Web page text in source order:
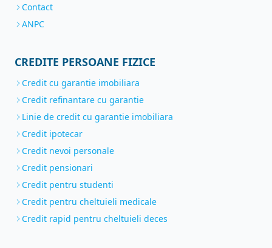
Contact
ANPC
CREDITE PERSOANE FIZICE
Credit cu garantie imobiliara
Credit refinantare cu garantie
Linie de credit cu garantie imobiliara
Credit ipotecar
Credit nevoi personale
Credit pensionari
Credit pentru studenti
Credit pentru cheltuieli medicale
Credit rapid pentru cheltuieli deces